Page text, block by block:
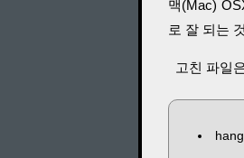
맥(Mac)
로 잘 되는
고친 파일